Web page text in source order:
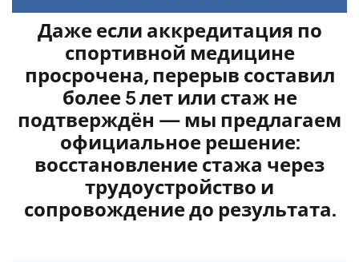
Даже если аккредитация по
спортивной медицине
просрочена, перерыв составил
более 5 лет или стаж не
подтверждён — мы предлагаем
официальное решение:
восстановление стажа через
трудоустройство и
сопровождение до результата.